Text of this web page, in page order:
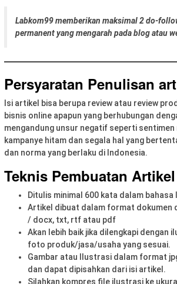
Labkom99 memberikan maksimal 2 do-
permanent yang mengarah pada blog atau
Persyaratan Penulisan
Isi artikel bisa berupa review atau review
bisnis online apapun yang berhubungan
mengandung unsur negatif seperti
kampanye hitam dan segala hal yang
dan norma yang berlaku di Indonesia.
Teknis Pembuatan Artikel
Ditulis minimal 600 kata dalam bahasa
Artikel dibuat dalam format dokumen
/ docx, txt, rtf atau pdf
Akan lebih baik jika dilengkapi dengan
foto produk/jasa/usaha yang sesuai.
Gambar atau Ilustrasi dalam format
dan dapat dipisahkan dari isi artikel.
Silahkan kompres file ilustrasi ke